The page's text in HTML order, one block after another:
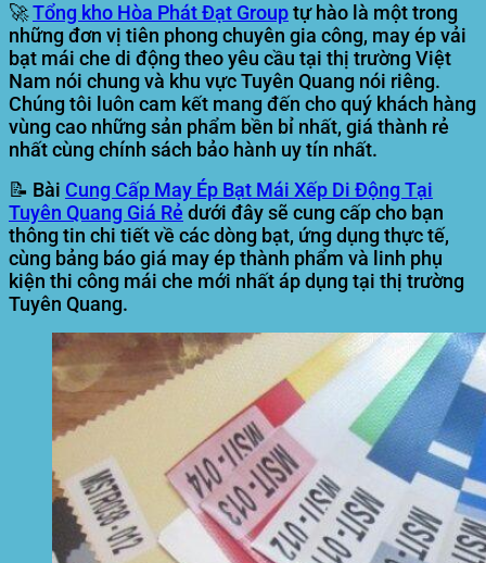
🚀Tổng kho Hòa Phát Đạt Grouptự hào là một trong
những đơn vị tiên phong chuyên gia công, may ép vải
bạt mái che di động theo yêu cầu tại thị trường Việt
Nam nói chung và khu vực Tuyên Quang nói riêng.
Chúng tôi luôn cam kết mang đến cho quý khách hàng
vùng cao những sản phẩm bền bỉ nhất, giá thành rẻ
nhất cùng chính sách bảo hành uy tín nhất.
📝 Bài Cung Cấp May Ép Bạt Mái Xếp Di Động Tại
Tuyên Quang Giá Rẻ dưới đây sẽ cung cấp cho bạn
thông tin chi tiết về các dòng bạt, ứng dụng thực tế,
cùng bảng báo giá may ép thành phẩm và linh phụ
kiện thi công mái che mới nhất áp dụng tại thị trường
Tuyên Quang.